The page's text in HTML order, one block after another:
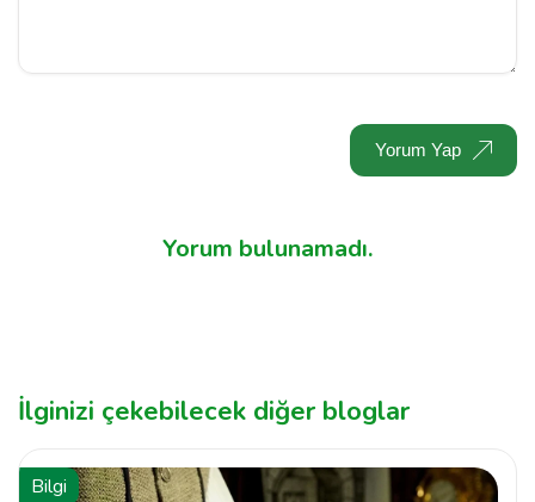
Yorum Yap
Yorum bulunamadı.
İlginizi çekebilecek diğer bloglar
Bilgi